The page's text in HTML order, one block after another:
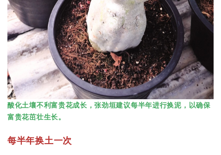
酸化土壤不利富贵花成长，张劲垣建议每半年进行换泥，以确保
富贵花茁壮生长。
每半年换土一次